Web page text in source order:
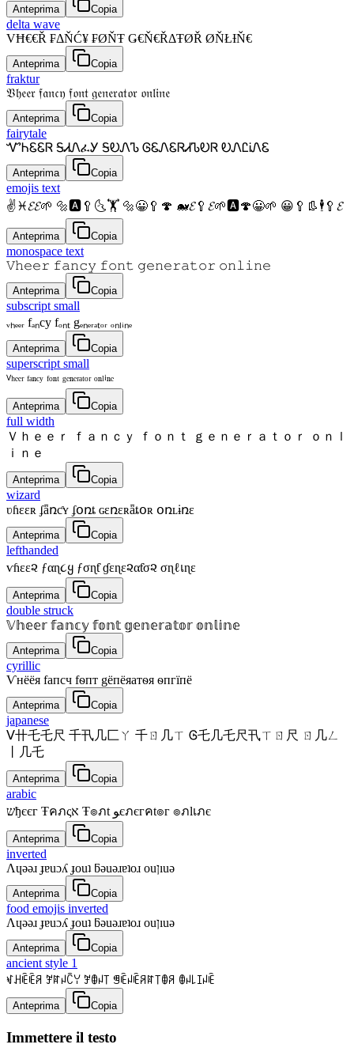
Anteprima Copia
delta wave
VĦ€€Ř ₣ΔŇĆ¥ ₣ØŇŦ Ǥ€Ň€ŘΔŦØŘ ØŇŁƗŇ€
Anteprima Copia
fraktur
𝔙𝔥𝔢𝔢𝔯 𝔣𝔞𝔫𝔠𝔶 𝔣𝔬𝔫𝔱 𝔤𝔢𝔫𝔢𝔯𝔞𝔱𝔬𝔯 𝔬𝔫𝔩𝔦𝔫𝔢
Anteprima Copia
fairytale
ᏉᏂᏋᏋᏒ ᎦᏗᏁፈᎩ ᎦᎧᏁᏖ ᎶᏋᏁᏋᏒᏗᏖᎧᏒ ᎧᏁᏝᎥᏁᏋ
Anteprima Copia
emojis text
✌♓𝓔𝓔🌱 🔩🅰🥄🌜🏋 🔩😀🥄🍄 🐋𝓔🥄𝓔🌱🅰🍄😀🌱 😀🥄👢🕴🥄𝓔
Anteprima Copia
monospace text
𝚅𝚑𝚎𝚎𝚛 𝚏𝚊𝚗𝚌𝚢 𝚏𝚘𝚗𝚝 𝚐𝚎𝚗𝚎𝚛𝚊𝚝𝚘𝚛 𝚘𝚗𝚕𝚒𝚗𝚎
Anteprima Copia
subscript small
ᵥₕₑₑᵣ fₐₙcy fₒₙₜ gₑₙₑᵣₐₜₒᵣ ₒₙₗᵢₙₑ
Anteprima Copia
superscript small
ⱽʰᵉᵉʳ ᶠᵃⁿᶜʸ ᶠᵒⁿᵗ ᵍᵉⁿᵉʳᵃᵗᵒʳ ᵒⁿˡⁱⁿᵉ
Anteprima Copia
full width
Ｖｈｅｅｒ ｆａｎｃｙ ｆｏｎｔ ｇｅｎｅｒａｔｏｒ ｏｎｌ
ｉｎｅ
Anteprima Copia
wizard
ʋɦɛɛʀ ʄǟռƈʏ ʄօռȶ ɢɛռɛʀǟȶօʀ օռʟɨռɛ
Anteprima Copia
lefthanded
ѵɦεε૨ ƒαɳ૮ყ ƒσɳƭ ɠεɳε૨αƭσ૨ σɳℓเɳε
Anteprima Copia
double struck
𝕍𝕙𝕖𝕖𝕣 𝕗𝕒𝕟𝕔𝕪 𝕗𝕠𝕟𝕥 𝕘𝕖𝕟𝕖𝕣𝕒𝕥𝕠𝕣 𝕠𝕟𝕝𝕚𝕟𝕖
Anteprima Copia
cyrillic
Ѵнёёя fапcч fѳпт gёпёяатѳя ѳпгїпё
Anteprima Copia
japanese
ᐯ卄乇乇尺 千卂几匚ㄚ 千ㄖ几ㄒ Ꮆ乇几乇尺卂ㄒㄖ尺 ㄖ几ㄥ
丨几乇
Anteprima Copia
arabic
שђєєг Ŧคภςא Ŧ๏ภt ﻮєภєгคt๏г ๏ภlเภє
Anteprima Copia
inverted
Λɥǝǝɹ ɟɐuɔʎ ɟouʇ ƃǝuǝɹɐʇoɹ ouןıuǝ
Anteprima Copia
food emojis inverted
Λɥǝǝɹ ɟɐuɔʎ ɟouʇ ƃǝuǝɹɐʇoɹ ouןıuǝ
Anteprima Copia
ancient style 1
ꃴꃅꍟꍟꋪ ꎇꍏꈤꉓꌩ ꎇꂦꈤ꓄ ꁅꍟꈤꍟꋪꍏ꓄ꂦꋪ ꂦꈤ꒒ꀤꈤꍟ
Anteprima Copia
Immettere il testo